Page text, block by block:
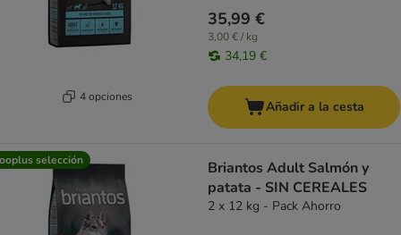
4 opciones
35,99 €
3,00 € / kg
34,19 €
Añadir a la cesta
selección
Briantos Adult Salmón y
patata - SIN CEREALES
2 x 12 kg - Pack Ahorro